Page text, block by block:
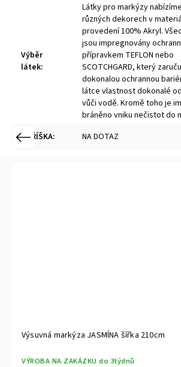
Výběr
látek:
Látky pro markýzy
různých dekorech v
provedení 100% Akryl.
jsou impregnovány
přípravkem TEFLON nebo
SCOTCHGARD, který
dokonalou ochrannou
látce vlastnost dokonalé
vůči vodě. Kromě toho je
bráněno vniku nečistot do
STŘÍŠKA: NA DOTAZ
Previous
Výsuvná markýza JASMÍNA šířka 210cm
VÝROBA NA ZAKÁZKU do 3týdnů